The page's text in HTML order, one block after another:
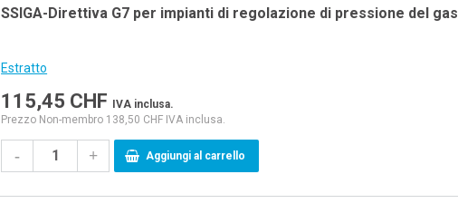
SSIGA-Direttiva G7 per impianti di regolazione di pressione del gas
Estratto
115,45 CHF
IVA inclusa.
Prezzo Non-membro 138,50 CHF IVA inclusa.
- + Aggiungi al carrello